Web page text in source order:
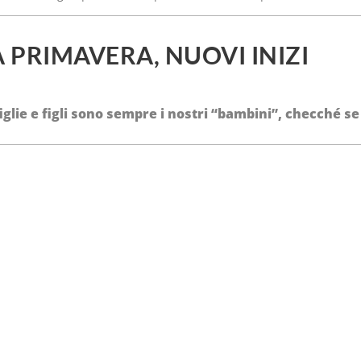
PRIMAVERA, NUOVI INIZI
e figli sono sempre i nostri “bambini”, checché